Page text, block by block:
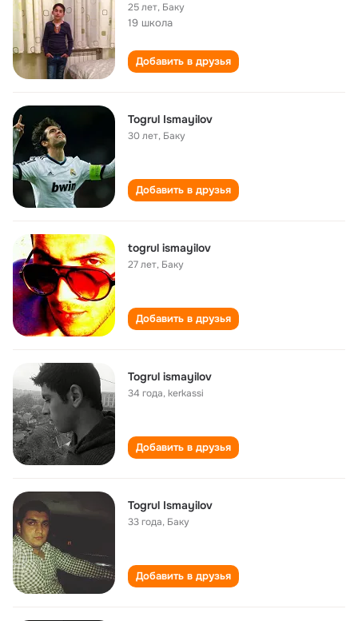
25 лет, Баку
19 школа
Добавить в друзья
Togrul Ismayilov
30 лет, Баку
Добавить в друзья
togrul ismayilov
27 лет, Баку
Добавить в друзья
Togrul ismayilov
34 года,kerkassi
Добавить в друзья
Togrul Ismayilov
33 года, Баку
Добавить в друзья